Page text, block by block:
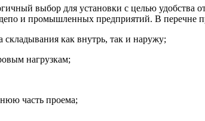
выбор для установки с целью удобства
депо и промышленных предприятий. В перечне
складывания как внутрь, так и наружу;
нагрузкам;
часть проема;